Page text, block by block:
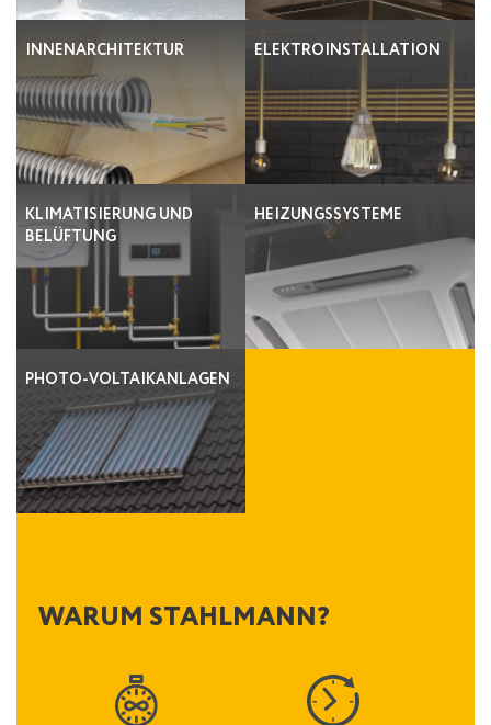
INNENARCHITEKTUR ELEKTROINSTALLATION
KLIMATISIERUNG UND
BELÜFTUNG
HEIZUNGSSYSTEME
PHOTO-VOLTAIKANLAGEN
WARUM STAHLMANN?